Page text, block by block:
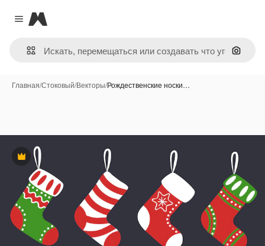
Close menu
Magnific
Поиск
Главная/Стоковый/Векторы/Рождественские носки…
Премиум